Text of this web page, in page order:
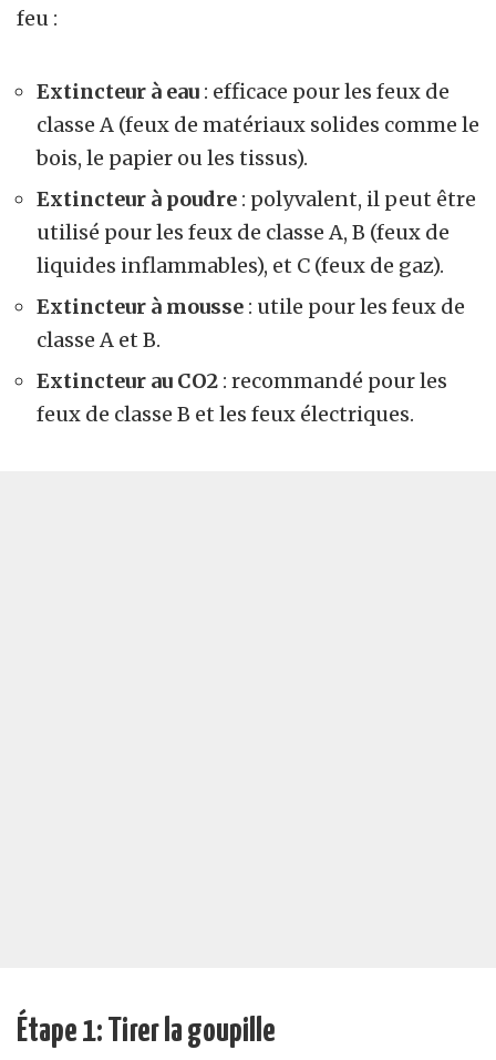
feu :
Extincteur à eau : efficace pour les feux de
classe A (feux de matériaux solides comme le
bois, le papier ou les tissus).
Extincteur à poudre : polyvalent, il peut être
utilisé pour les feux de classe A, B (feux de
liquides inflammables), et C (feux de gaz).
Extincteur à mousse : utile pour les feux de
classe A et B.
Extincteur au CO2 : recommandé pour les
feux de classe B et les feux électriques.
Étape 1: Tirer la goupille